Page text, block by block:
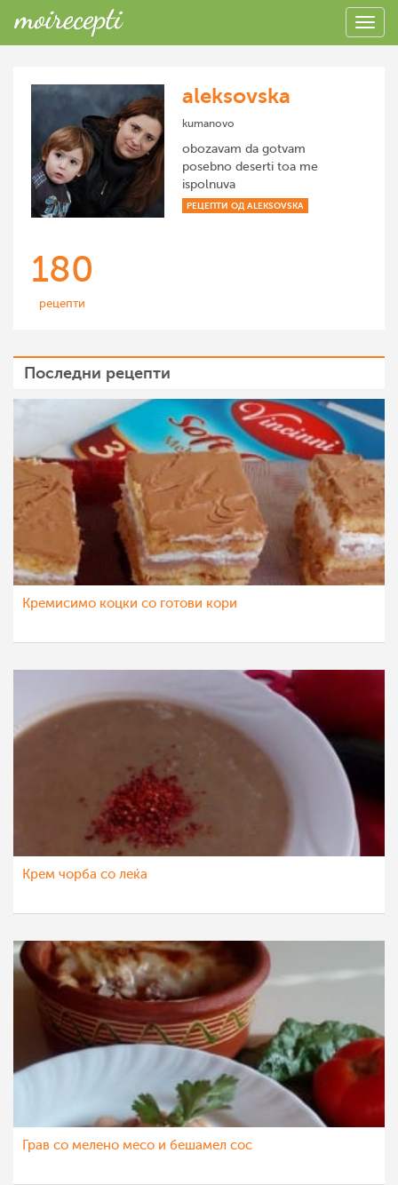
aleksovska
kumanovo
obozavam da gotvam
posebno deserti toa me
ispolnuva
РЕЦЕПТИ ОД ALEKSOVSKA
180
рецепти
Последни рецепти
Кремисимо коцки со готови кори
Крем чорба со леќа
Грав со мелено месо и бешамел сос